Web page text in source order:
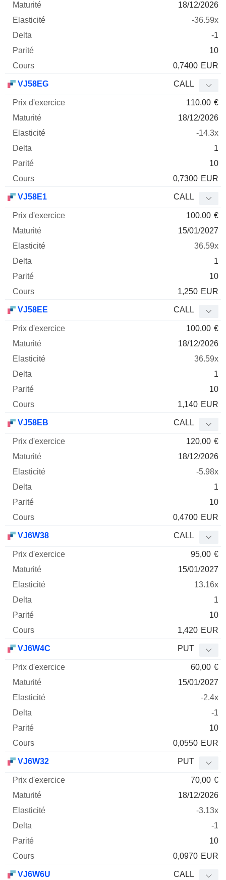
18/12/2026
-36.59x
-1
10
0,7400 EUR
VJ58EG CALL
110,00 €
18/12/2026
-14.3x
1
10
0,7300 EUR
VJ58E1 CALL
100,00 €
15/01/2027
36.59x
1
10
1,250 EUR
VJ58EE CALL
100,00 €
18/12/2026
36.59x
1
10
1,140 EUR
VJ58EB CALL
120,00 €
18/12/2026
-5.98x
1
10
0,4700 EUR
VJ6W38 CALL
95,00 €
15/01/2027
13.16x
1
10
1,420 EUR
VJ6W4C PUT
60,00 €
15/01/2027
-2.4x
-1
10
0,0550 EUR
VJ6W32 PUT
70,00 €
18/12/2026
-3.13x
-1
10
0,0970 EUR
VJ6W6U CALL